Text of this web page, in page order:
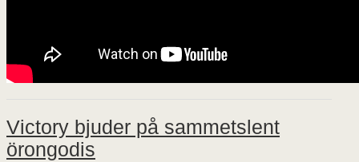
Victory bjuder på sammetslent
örongodis